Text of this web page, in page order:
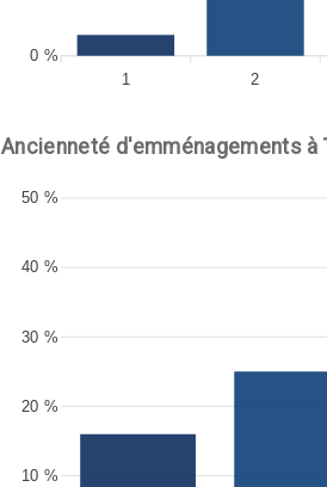
0 %
1
2
Ancienneté d'emménagements à
50 %
40 %
30 %
20 %
10 %